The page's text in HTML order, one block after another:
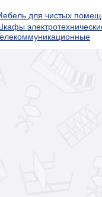
для чистых